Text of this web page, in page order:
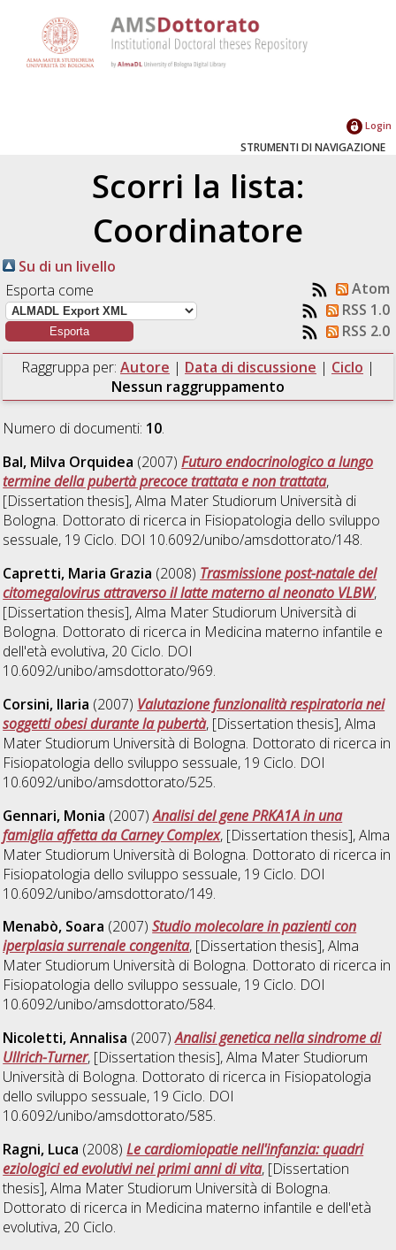
Login
STRUMENTI DI NAVIGAZIONE
Scorri la lista:
Coordinatore
Su di un livello
Esporta come
Atom
RSS 1.0
RSS 2.0
Raggruppa per: Autore | Data di discussione | Ciclo |
Nessun raggruppamento
Numero di documenti: 10.
Bal, Milva Orquidea (2007)Futuro endocrinologico a lungo
termine della pubertà precoce trattata e non trattata,
[Dissertation thesis], Alma Mater Studiorum Università di
Bologna. Dottorato di ricerca in Fisiopatologia dello sviluppo
sessuale, 19 Ciclo. DOI 10.6092/unibo/amsdottorato/148.
Capretti, Maria Grazia (2008) Trasmissione post-natale del
citomegalovirus attraverso il latte materno al neonato VLBW,
[Dissertation thesis], Alma Mater Studiorum Università di
Bologna. Dottorato di ricerca in Medicina materno infantile e
dell'età evolutiva, 20 Ciclo. DOI
10.6092/unibo/amsdottorato/969.
Corsini, Ilaria (2007) Valutazione funzionalità respiratoria nei
soggetti obesi durante la pubertà, [Dissertation thesis], Alma
Mater Studiorum Università di Bologna. Dottorato di ricerca in
Fisiopatologia dello sviluppo sessuale, 19 Ciclo. DOI
10.6092/unibo/amsdottorato/525.
Gennari, Monia (2007)Analisi del gene PRKA1A in una
famiglia affetta da Carney Complex, [Dissertation thesis], Alma
Mater Studiorum Università di Bologna. Dottorato di ricerca in
Fisiopatologia dello sviluppo sessuale, 19 Ciclo. DOI
10.6092/unibo/amsdottorato/149.
Menabò, Soara (2007)Studio molecolare in pazienti con
iperplasia surrenale congenita, [Dissertation thesis], Alma
Mater Studiorum Università di Bologna. Dottorato di ricerca in
Fisiopatologia dello sviluppo sessuale, 19 Ciclo. DOI
10.6092/unibo/amsdottorato/584.
Nicoletti, Annalisa (2007)Analisi genetica nella sindrome di
Ullrich-Turner, [Dissertation thesis], Alma Mater Studiorum
Università di Bologna. Dottorato di ricerca in Fisiopatologia
dello sviluppo sessuale, 19 Ciclo. DOI
10.6092/unibo/amsdottorato/585.
Ragni, Luca (2008)Le cardiomiopatie nell'infanzia: quadri
eziologici ed evolutivi nei primi anni di vita, [Dissertation
thesis], Alma Mater Studiorum Università di Bologna.
Dottorato di ricerca in Medicina materno infantile e dell'età
evolutiva, 20 Ciclo.